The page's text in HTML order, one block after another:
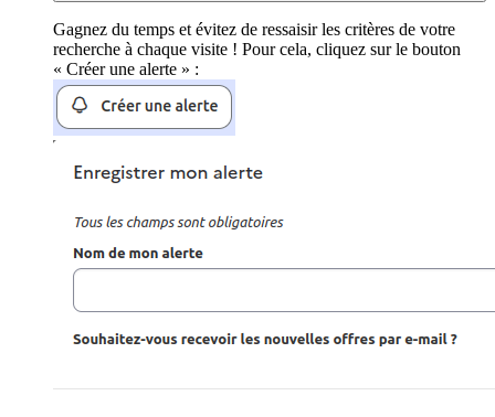
Gagnez du temps et évitez de ressaisir les critères de votre
recherche à chaque visite ! Pour cela, cliquez sur le bouton
« Créer une alerte » :